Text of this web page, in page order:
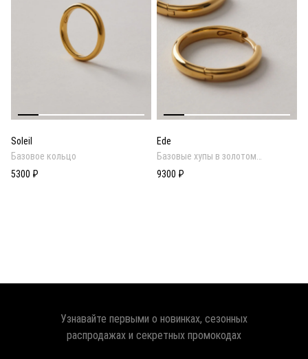
Soleil
Базовое кольцо
5300 ₽
Ede
Базовые хупы в золотом
покрытии
9300 ₽
Узнавайте первыми о новинках, сезонных
распродажах и секретных промокодах